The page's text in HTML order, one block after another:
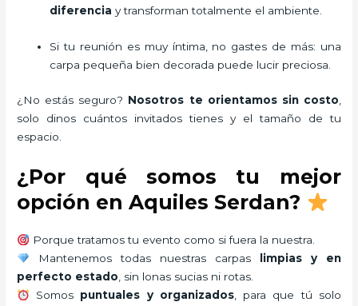
diferencia y transforman totalmente el ambiente.
Si tu reunión es muy íntima, no gastes de más: una
carpa pequeña bien decorada puede lucir preciosa.
¿No estás seguro? Nosotros te orientamos sin costo,
solo dinos cuántos invitados tienes y el tamaño de tu
espacio.
¿Por qué somos tu mejor
opción en Aquiles Serdan?
Porque tratamos tu evento como si fuera la nuestra.
Mantenemos todas nuestras carpas
limpias y en
perfecto estado, sin lonas sucias ni rotas.
Somos puntuales y organizados, para que tú solo